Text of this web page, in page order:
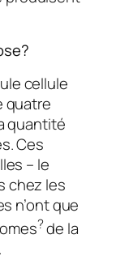
cellule
quatre
quantité
Ces
– le
chez les
n’ont que
?de la